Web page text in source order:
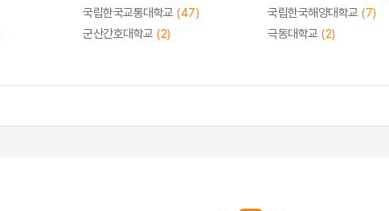
국립한국교통대학교 (47) 국립한국해양대학교 (7)
군산간호대학교 (2) 극동대학교 (2)